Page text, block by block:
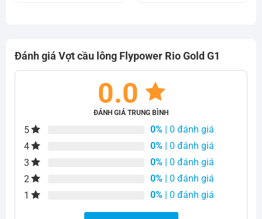
Đánh giá Vợt cầu lông Flypower Rio Gold G1
0.0
ĐÁNH GIÁ TRUNG BÌNH
5 0% | 0 đánh giá
4
0% | 0 đánh giá
3
0% | 0 đánh giá
2
0% | 0 đánh giá
1
0% | 0 đánh giá